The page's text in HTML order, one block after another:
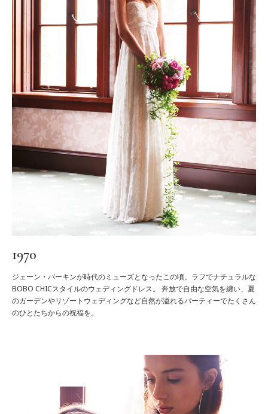
1970
ジェーン・バーキンが時代のミューズとなったこの頃。ラフでナチュラルな
BOBO CHICスタイルのウェディングドレス。 奔放で自由な空気を纏い、夏
のガーデンやリゾートウェディングなど自然が溢れるパーティーでたくさん
のひとたちからの祝福を。